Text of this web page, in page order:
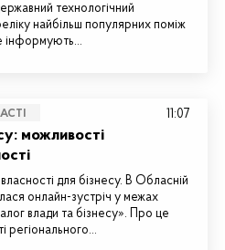
технологічний
найбільш популярних поміж
інформують…
можливості
для бізнесу. В Обласній
онлайн-зустріч у межах
влади та бізнесу». Про це
регіонального…
11:07